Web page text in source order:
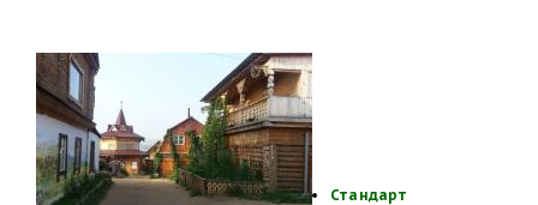
Стандарт